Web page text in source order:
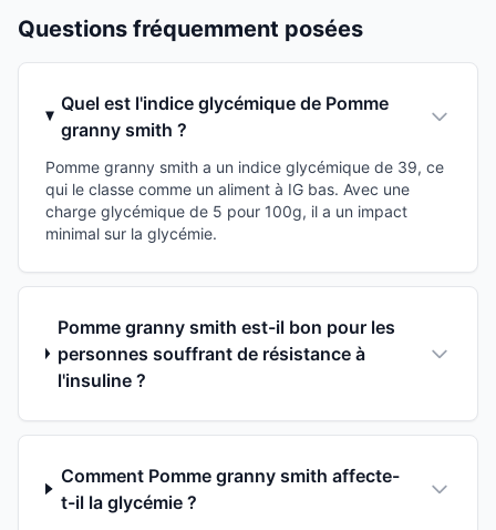
Questions fréquemment posées
Quel est l'indice glycémique de Pomme
granny smith ?
Pomme granny smith a un indice glycémique de 39, ce
qui le classe comme un aliment à IG bas. Avec une
charge glycémique de 5 pour 100g, il a un impact
minimal sur la glycémie.
Pomme granny smith est-il bon pour les
personnes souffrant de résistance à
l'insuline ?
Comment Pomme granny smith affecte-
t-il la glycémie ?